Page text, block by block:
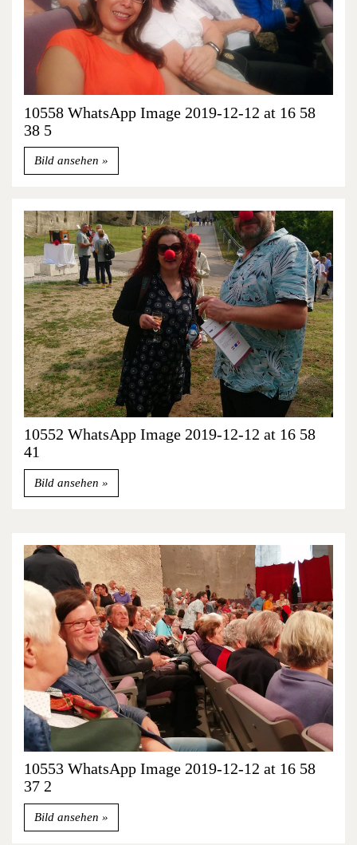
10558 WhatsApp Image 2019-12-12 at 16 58
38 5
Bild ansehen
10552 WhatsApp Image 2019-12-12 at 16 58
41
Bild ansehen
10553 WhatsApp Image 2019-12-12 at 16 58
37 2
Bild ansehen